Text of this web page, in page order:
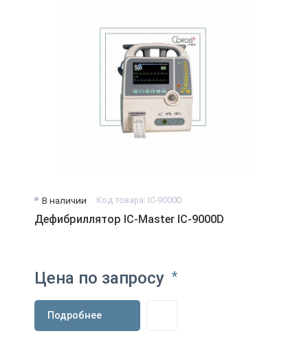
В наличии Код товара: IC-9000D
Дефибриллятор IC-Master IC-9000D
Цена по запросу *
Подробнее